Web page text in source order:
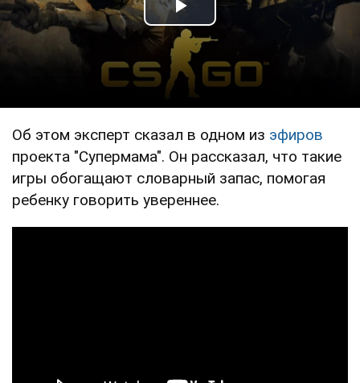
Play Video
Об этом эксперт сказал в одном из эфиров
проекта "Супермама". Он рассказал, что такие
игры обогащают словарный запас, помогая
ребенку говорить увереннее.